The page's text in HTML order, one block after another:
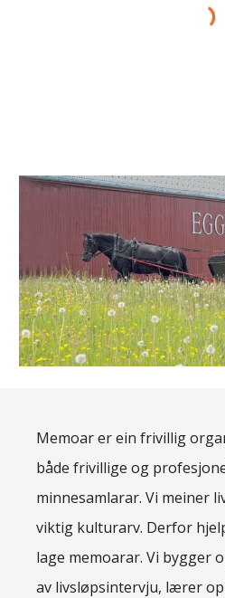
Memoar er ein frivillig
både frivillige og
minnesamlarar. Vi meiner
viktig kulturarv. Derfor
lage memoarar. Vi bygger
av livsløpsintervju, lærer